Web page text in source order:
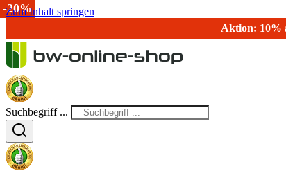
Zum Inhalt springen
Aktion: 10%
Suchbegriff ...
-15%
-20%